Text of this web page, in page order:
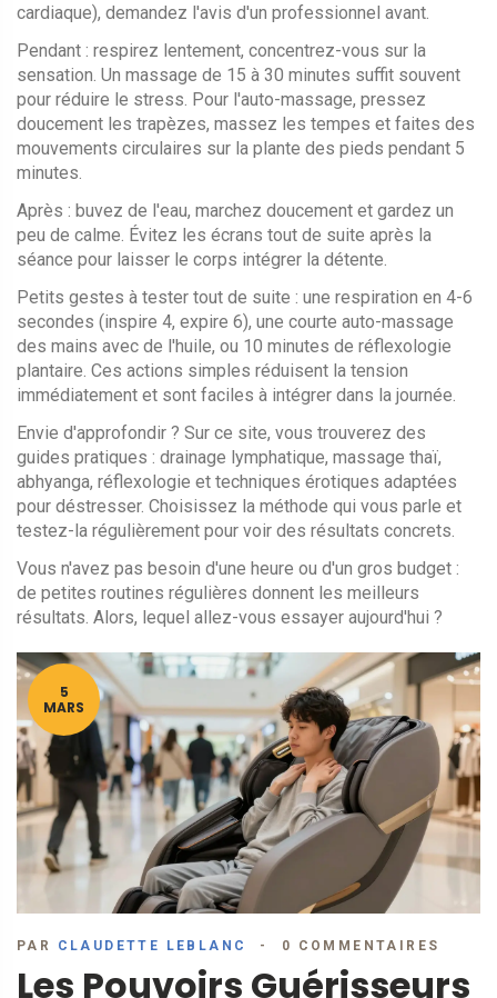
cardiaque), demandez l'avis d'un professionnel avant.
Pendant : respirez lentement, concentrez-vous sur la
sensation. Un massage de 15 à 30 minutes suffit souvent
pour réduire le stress. Pour l'auto-massage, pressez
doucement les trapèzes, massez les tempes et faites des
mouvements circulaires sur la plante des pieds pendant 5
minutes.
Après : buvez de l'eau, marchez doucement et gardez un
peu de calme. Évitez les écrans tout de suite après la
séance pour laisser le corps intégrer la détente.
Petits gestes à tester tout de suite : une respiration en 4-6
secondes (inspire 4, expire 6), une courte auto-massage
des mains avec de l'huile, ou 10 minutes de réflexologie
plantaire. Ces actions simples réduisent la tension
immédiatement et sont faciles à intégrer dans la journée.
Envie d'approfondir ? Sur ce site, vous trouverez des
guides pratiques : drainage lymphatique, massage thaï,
abhyanga, réflexologie et techniques érotiques adaptées
pour déstresser. Choisissez la méthode qui vous parle et
testez-la régulièrement pour voir des résultats concrets.
Vous n'avez pas besoin d'une heure ou d'un gros budget :
de petites routines régulières donnent les meilleurs
résultats. Alors, lequel allez-vous essayer aujourd'hui ?
5
MARS
PAR CLAUDETTE LEBLANC 0 COMMENTAIRES
Les Pouvoirs Guérisseurs